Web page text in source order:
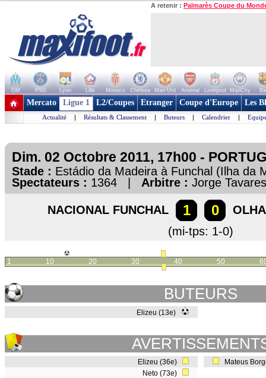
A retenir : Palmarès Coupe du
OM PSG Lyon Lille Monaco Chelsea Man Utd Arsenal Liverpool ManCity
+ de clubs
Mercato Ligue 1 L2/Coupes Etranger Coupe d'Europe Les
Actualité | Résultats & Classement | Buteurs | Calendrier |
Dim. 02 Octobre 2011, 17h00 -
Stade : Estádio da Madeira à Funchal (Ilha
Spectateurs : 1364 | Arbitre : Jorge Tavares
NACIONAL FUNCHAL 1 0
(mi-tps: 1-0)
1 10 20 30 40 50
BUTEURS
Elizeu (13e)
Elizeu (36e)
Neto (73e)
Mateus